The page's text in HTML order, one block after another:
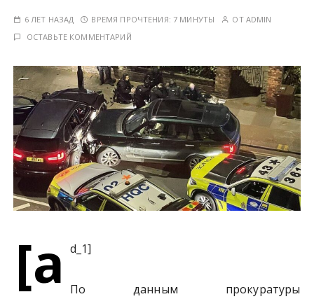
6 ЛЕТ НАЗАД ВРЕМЯ ПРОЧТЕНИЯ: 7 МИНУТЫ ОТ ADMIN
ОСТАВЬТЕ КОММЕНТАРИЙ
[a d_1]
По данным прокуратуры